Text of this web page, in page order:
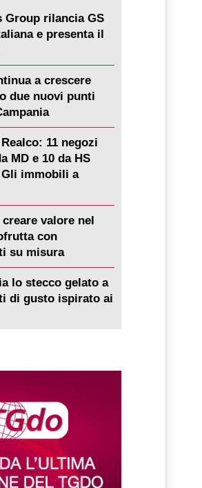
Group rilancia GS
e presenta il
a crescere
due nuovi punti
11 negozi
MD e 10 da HS
immobili a
valore nel
con
su misura
lo stecco gelato a
di gusto ispirato ai